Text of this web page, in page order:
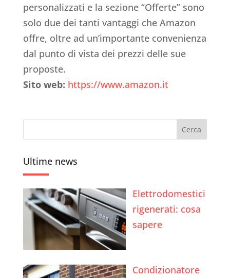
personalizzati e la sezione “Offerte” sono
solo due dei tanti vantaggi che Amazon
offre, oltre ad un’importante convenienza
dal punto di vista dei prezzi delle sue
proposte.
Sito web: https://www.amazon.it
Ultime news
Elettrodomestici
rigenerati: cosa
sapere
Condizionatore